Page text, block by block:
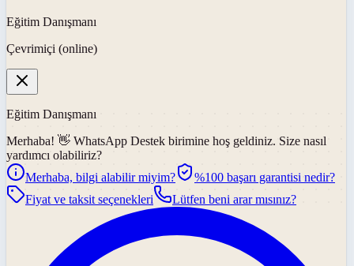
Eğitim Danışmanı
Çevrimiçi (online)
Eğitim Danışmanı
Merhaba! 👋 WhatsApp Destek birimine hoş geldiniz. Size nasıl
yardımcı olabiliriz?
Merhaba, bilgi alabilir miyim?
%100 başarı garantisi nedir?
Fiyat ve taksit seçenekleri
Lütfen beni arar mısınız?